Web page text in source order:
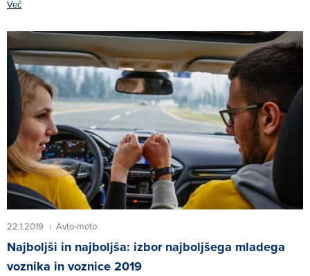
Več
22.1.2019 | Avto-moto
Najboljši in najboljša: izbor najboljšega mladega
voznika in voznice 2019